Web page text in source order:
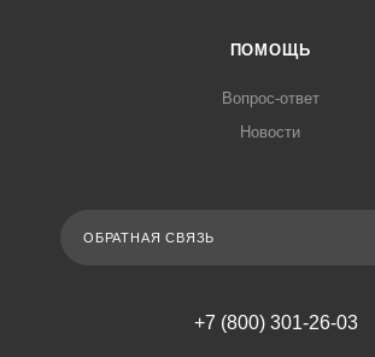
ПОМОЩЬ
Вопрос-ответ
Новости
ОБРАТНАЯ СВЯЗЬ
+7 (800) 301-26-03